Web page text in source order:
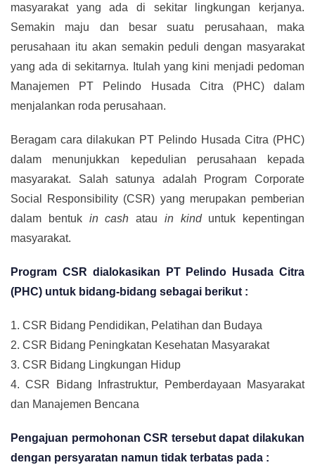
masyarakat yang ada di sekitar lingkungan kerjanya.
Semakin maju dan besar suatu perusahaan, maka
perusahaan itu akan semakin peduli dengan masyarakat
yang ada di sekitarnya. Itulah yang kini menjadi pedoman
Manajemen PT Pelindo Husada Citra (PHC) dalam
menjalankan roda perusahaan.
Beragam cara dilakukan PT Pelindo Husada Citra (PHC)
dalam menunjukkan kepedulian perusahaan kepada
masyarakat. Salah satunya adalah Program Corporate
Social Responsibility (CSR) yang merupakan pemberian
dalam bentuk in cash atau in kinduntuk kepentingan
masyarakat.
Program CSR dialokasikan PT Pelindo Husada Citra
(PHC) untuk bidang-bidang sebagai berikut :
1. CSR Bidang Pendidikan, Pelatihan dan Budaya
2. CSR Bidang Peningkatan Kesehatan Masyarakat
3. CSR Bidang Lingkungan Hidup
4. CSR Bidang Infrastruktur, Pemberdayaan Masyarakat
dan Manajemen Bencana
Pengajuan permohonan CSR tersebut dapat dilakukan
dengan persyaratan namun tidak terbatas pada :